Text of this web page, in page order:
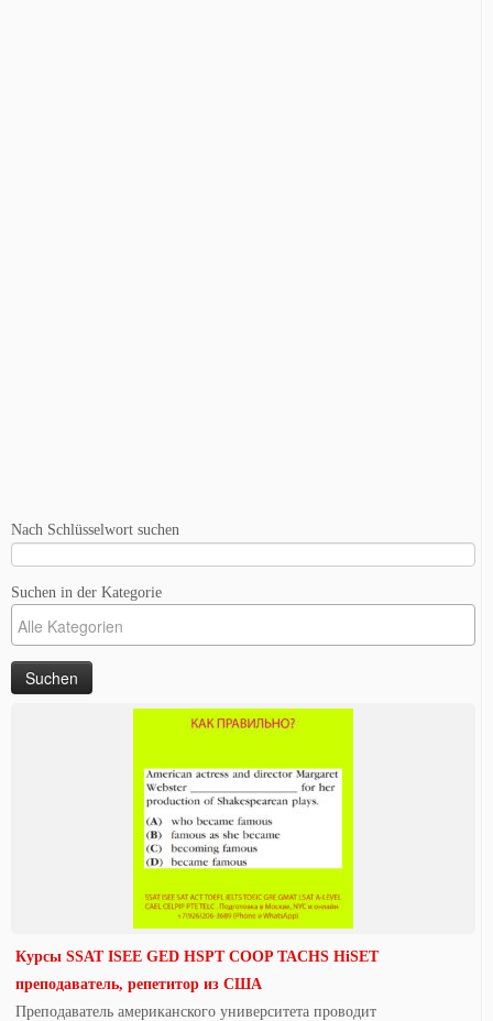
Nach Schlüsselwort suchen
Suchen in der Kategorie
Курсы SSAT ISEE GED HSPT COOP TACHS HiSET
преподаватель, репетитор из США
Преподаватель американского университета проводит